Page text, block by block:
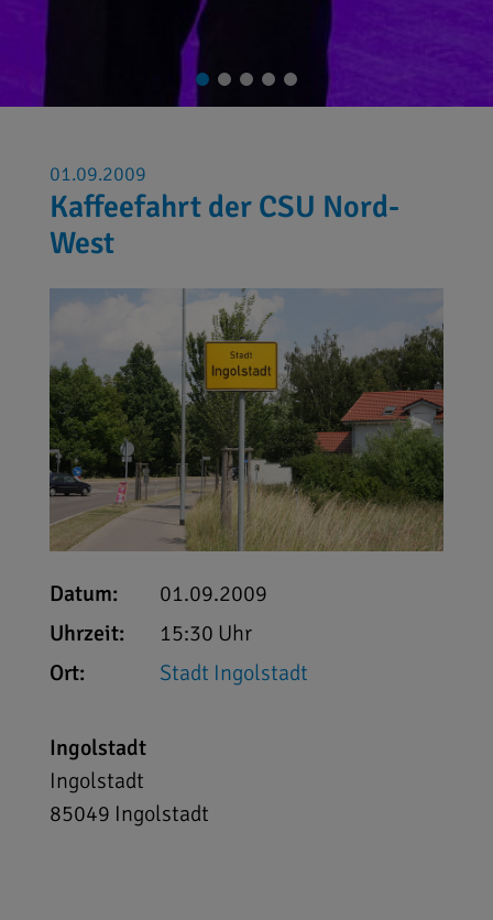
01.09.2009
Kaffeefahrt der CSU Nord-
West
Datum:
01.09.2009
Uhrzeit:
15:30 Uhr
Ort:
Stadt Ingolstadt
Ingolstadt
Ingolstadt
85049 Ingolstadt